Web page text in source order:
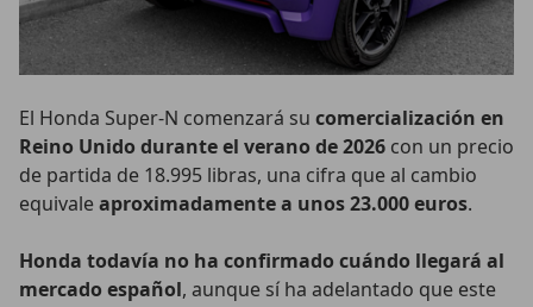
El Honda Super-N comenzará su comercialización en
Reino Unido durante el verano de 2026 con un precio
de partida de 18.995 libras, una cifra que al cambio
equivaleaproximadamente a unos 23.000 euros.
Honda todavía no ha confirmado cuándo llegará al
mercado español, aunque sí ha adelantado que este